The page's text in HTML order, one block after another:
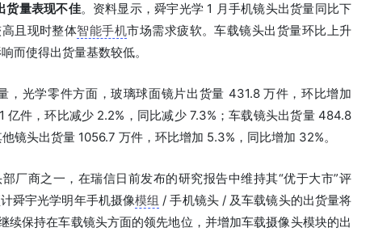
货量表现不佳。资料显示，舜宇光学 1 月手机镜头出货量同比下
且现时整体智能手机市场需求疲软。车载镜头出货量环比上升
而使得出货量基数较低。
，光学零件方面，玻璃球面镜片出货量 431.8 万件，环比增加
亿件，环比减少 2.2%，同比减少 7.3%；车载镜头出货量 484.8
镜头出货量 1056.7 万件，环比增加 5.3%，同比增加 32%。
厂商之一，在瑞信日前发布的研究报告中维持其“优于大市”评
舜宇光学明年手机摄像模组 / 手机镜头 / 及车载镜头的出货量将
续保持在车载镜头方面的领先地位，并增加车载摄像头模块的出